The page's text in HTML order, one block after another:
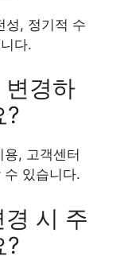
성, 정기적 수
다.
경하
?
, 고객센터
수 있습니다.
시 주
?